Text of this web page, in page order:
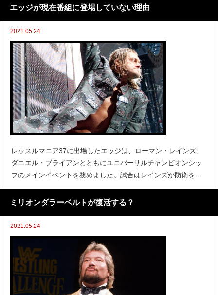
ニア37を欠場しましたが、これはHBO MA
エッジが現在番組に登場していない理由
2021.05.24
レッスルマニア37に出場したエッジは、ローマン・レインズ、
ダニエル・ブライアンとともにユニバーサルチャンピオンシッ
プのメインイベントを務めました。試合はレインズが防衛を果
たしたものの、その後エッジは番組に登場しておらず、ストー
リーにも関わっていません。レッスルマニア37以降登場しない
ミリオンダラーベルトが復活する？
2021.05.24